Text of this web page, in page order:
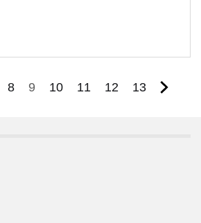
Page
8
Page
9 Page
10 Page
11 Page
12 Page
13